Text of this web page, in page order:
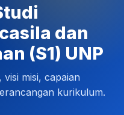
dan
(S1) UNP
misi, capaian
kurikulum.